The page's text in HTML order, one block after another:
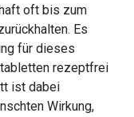
oft bis zum
Es
für dieses
rezeptfrei
ist dabei
Wirkung,